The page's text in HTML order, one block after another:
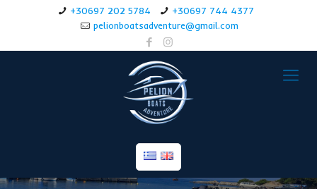
+30697 202 5784
+30697 744 4377
pelionboatsadventure@gmail.com